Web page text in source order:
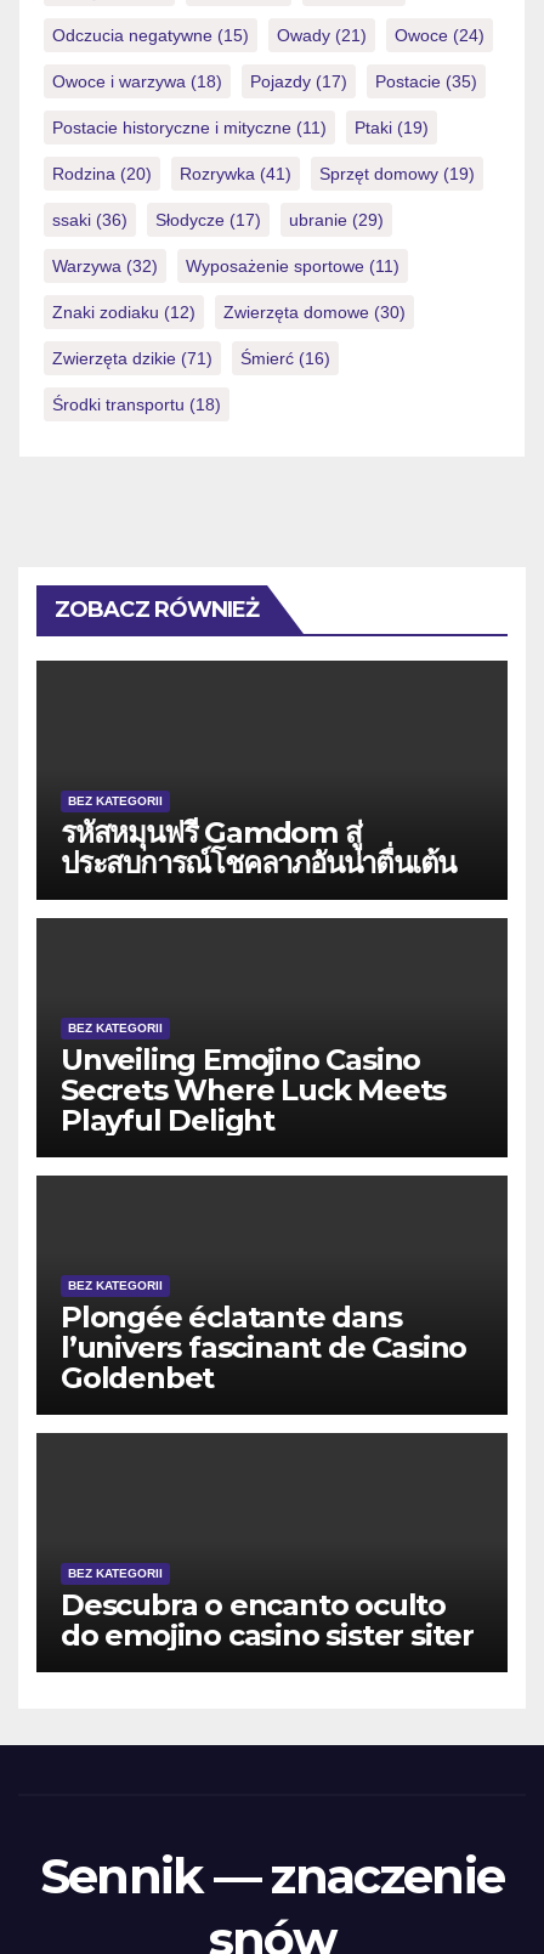
Odczucia negatywne (15) Owady (21) Owoce (24)
Owoce i warzywa (18) Pojazdy (17) Postacie (35)
Postacie historyczne i mityczne (11) Ptaki (19)
Rodzina (20) Rozrywka (41) Sprzęt domowy (19)
ssaki (36) Słodycze (17) ubranie (29)
Warzywa (32) Wyposażenie sportowe (11)
Znaki zodiaku (12) Zwierzęta domowe (30)
Zwierzęta dzikie (71) Śmierć (16)
Środki transportu (18)
ZOBACZ RÓWNIEŻ
BEZ KATEGORII
รหัสหมุนฟรี Gamdom สู่
ประสบการณ์โชคลาภอันน่าตื่นเต้น
BEZ KATEGORII
Unveiling Emojino Casino
Secrets Where Luck Meets
Playful Delight
BEZ KATEGORII
Plongée éclatante dans
l’univers fascinant de Casino
Goldenbet
BEZ KATEGORII
Descubra o encanto oculto
do emojino casino sister siter
Sennik — znaczenie
snów